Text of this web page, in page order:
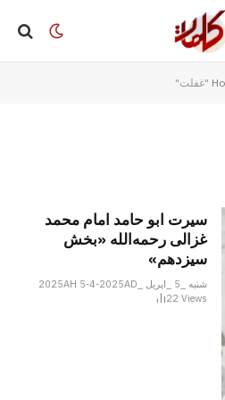
سیرت ابو حامد امام محمد
غزالی رحمه‌الله «بخش
سیزدهم»
شنبه _5 _اپریل _2025AH 5-4-2025AD
22Views